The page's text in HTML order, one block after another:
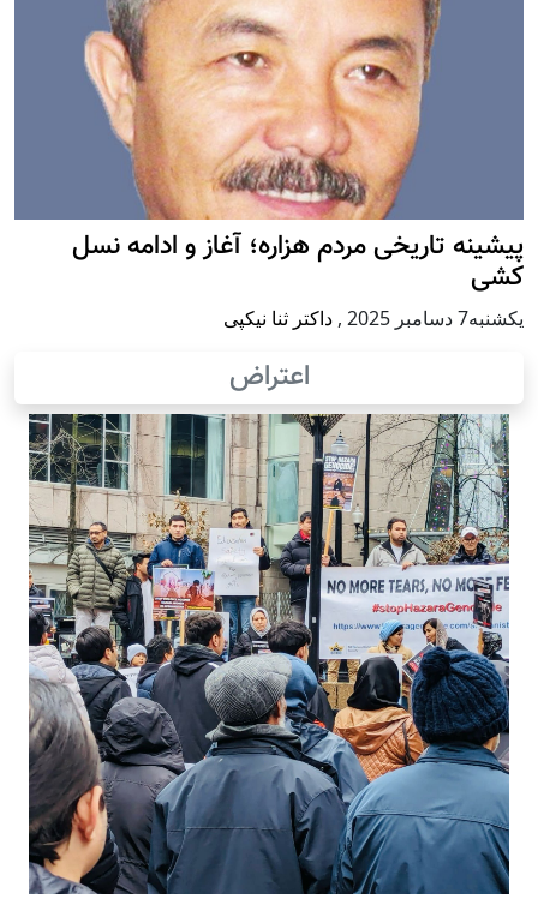
پيشينه تاريخی مردم هزاره؛ آغاز و ادامه نسل
کشی
يكشنبه7 دسامبر 2025 , داکتر ثنا نیکپی
اعتراض